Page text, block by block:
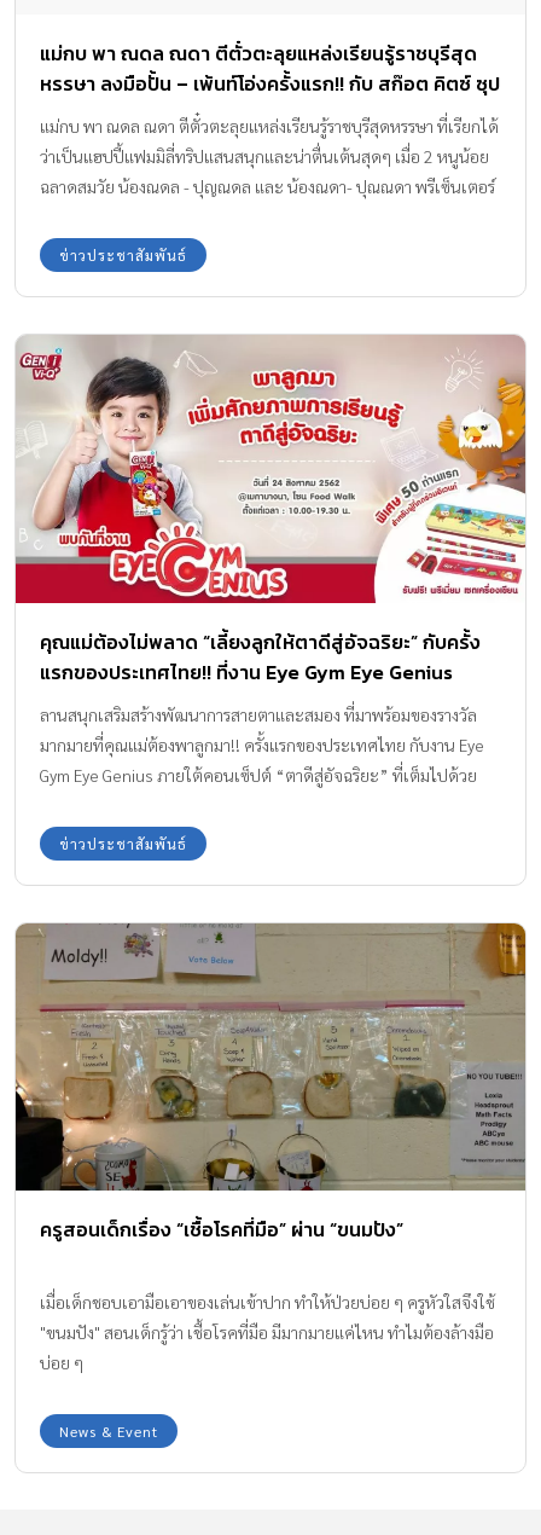
แม่กบ พา ณดล ณดา ตีตั๋วตะลุยแหล่งเรียนรู้ราชบุรีสุด
หรรษา ลงมือปั้น – เพ้นท์โอ่งครั้งแรก!! กับ สก๊อต คิตซ์ ซุป
ไก่สกัด สำหรับเด็ก
แม่กบ พา ณดล ณดา ตีตั๋วตะลุยแหล่งเรียนรู้ราชบุรีสุดหรรษา ที่เรียกได้
ว่าเป็นแฮปปี้แฟมมิลี่ทริปแสนสนุกและน่าตื่นเต้นสุดๆ เมื่อ 2 หนูน้อย
ฉลาดสมวัย น้องณดล - ปุญณดล และ น้องณดา- ปุณณดา พรีเซ็นเตอร์
ข่าวประชาสัมพันธ์
คุณแม่ต้องไม่พลาด “เลี้ยงลูกให้ตาดีสู่อัจฉริยะ” กับครั้ง
แรกของประเทศไทย!! ที่งาน Eye Gym Eye Genius
ลานสนุกเสริมสร้างพัฒนาการสายตาและสมอง ที่มาพร้อมของรางวัล
มากมายที่คุณแม่ต้องพาลูกมา!! ครั้งแรกของประเทศไทย กับงาน Eye
Gym Eye Genius ภายใต้คอนเซ็ปต์ “ตาดีสู่อัจฉริยะ” ที่เต็มไปด้วย
พลาดเด็ดขาด!!
ข่าวประชาสัมพันธ์
ครูสอนเด็กเรื่อง “เชื้อโรคที่มือ” ผ่าน “ขนมปัง”
เมื่อเด็กชอบเอามือเอาของเล่นเข้าปาก ทำให้ป่วยบ่อย ๆ ครูหัวใสจึงใช้
"ขนมปัง" สอนเด็กรู้ว่า เชื้อโรคที่มือ มีมากมายแค่ไหน ทำไมต้องล้างมือ
บ่อย ๆ
News & Event